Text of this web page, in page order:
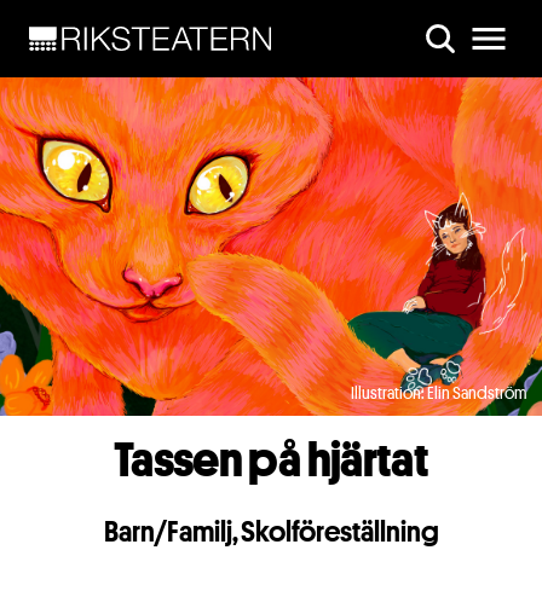
Illustration: Elin Sandström
Tassen på hjärtat
Barn/Familj,Skolföreställning